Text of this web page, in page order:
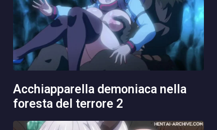
acchiapparella demoniaca nella
foresta del terrore 2